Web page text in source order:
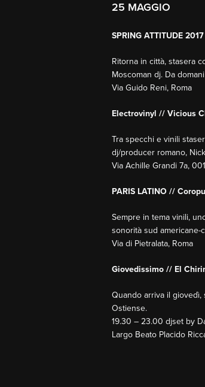
25 MAGGIO
SPRING ATTITUDE
Ritorna in città, stasera
Moscoman dj. Da
Via Guido Reni, Roma
Electrovinyl // Vicious
Tra specchi e vinili
dj/producer romano,
Via Achille Grandi 7a,
PARIS LATINO //
Sempre in tema vinili,
sonorità sud
Via di Pietralata, Roma
Giovedissimo // El
Quando arriva il giovedì,
Ostiense.
19.30 – 23.00 djset by
Largo Beato Placido